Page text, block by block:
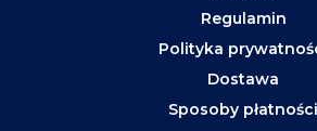
Regulamin
Polityka
Dostawa
Sposoby płatności